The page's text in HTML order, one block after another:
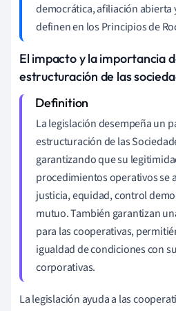
democrática, afiliación abierta
definen en los Principios de
El impacto y la importancia
estructuración de las
La legislación desempeña un
estructuración de las
garantizando que su
procedimientos operativos se
justicia, equidad, control
mutuo. También garantizan
para las cooperativas,
igualdad de condiciones con
corporativas.
La legislación ayuda a las